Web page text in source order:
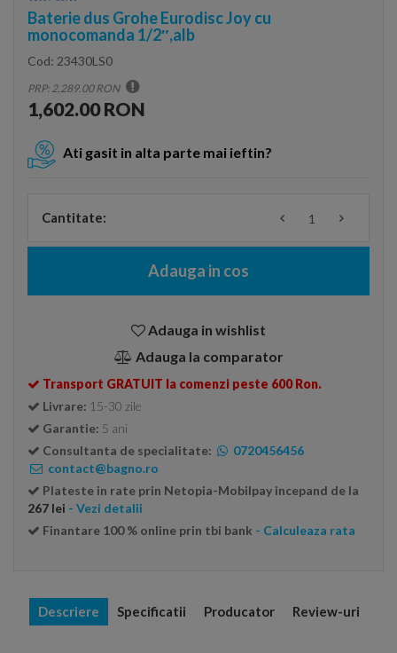
Baterie dus Grohe Eurodisc Joy cu
monocomanda 1/2″,alb
Cod: 23430LS0
PRP: 2,289.00 RON
1,602.00 RON
Ati gasit in alta parte mai ieftin?
Cantitate:
Adauga in cos
Adauga in wishlist
Adauga la comparator
Transport GRATUIT la comenzi peste 600 Ron.
Livrare: 15-30 zile
Garantie: 5 ani
Consultanta de specialitate:
0720456456
contact@bagno.ro
Plateste in rate prin Netopia-Mobilpay incepand de la
267 lei - Vezi detalii
Finantare 100 % online prin tbi bank - Calculeaza rata
Descriere Specificatii Producator Review-uri